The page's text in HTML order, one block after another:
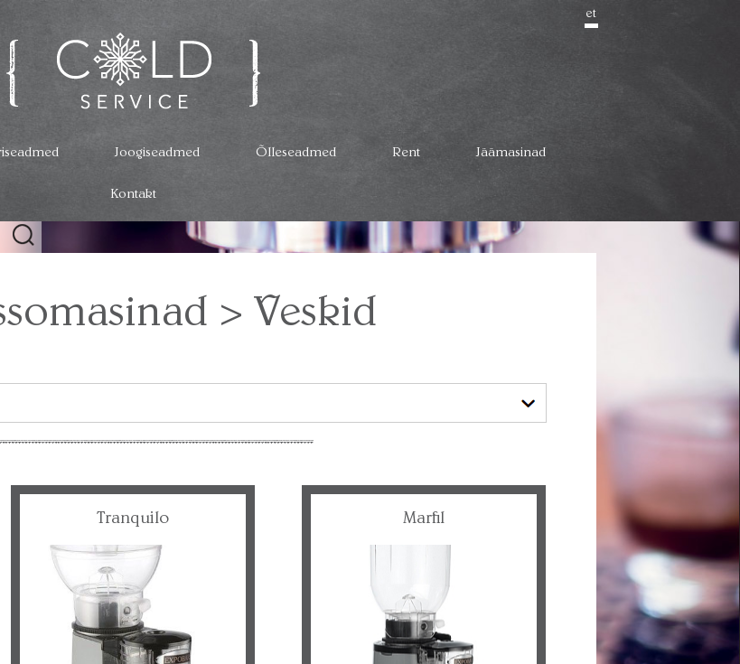
et
Joogiseadmed Õlleseadmed Rent Jäämasinad
Kontakt
> Veskid
Tranquilo Marfil